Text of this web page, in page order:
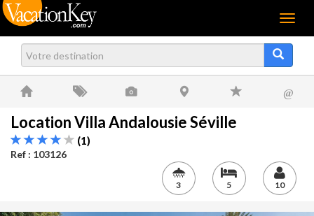
Menu
@
Location Villa Andalousie Séville
(1)
Ref : 103126
3 5 10